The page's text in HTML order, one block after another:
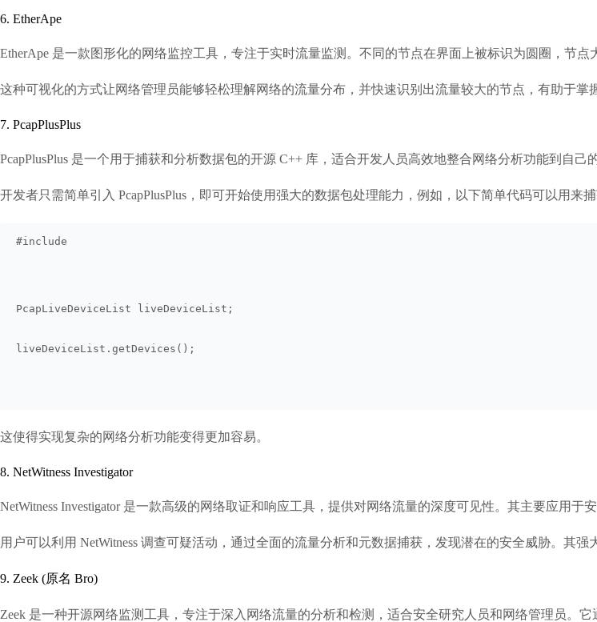
6. EtherApe
EtherApe 是一款图形化的网络监控工具，专注于实时流量监测。不同的节点在界面上被标识为圆圈，节点
这种可视化的方式让网络管理员能够轻松理解网络的流量分布，并快速识别出流量较大的节点，有助于掌
7. PcapPlusPlus
PcapPlusPlus 是一个用于捕获和分析数据包的开源 C++ 库，适合开发人员高效地整合网络分析功能到自己
开发者只需简单引入 PcapPlusPlus，即可开始使用强大的数据包处理能力，例如，以下简单代码可以用来
#include
PcapLiveDeviceList liveDeviceList;
liveDeviceList.getDevices();
这使得实现复杂的网络分析功能变得更加容易。
8. NetWitness Investigator
NetWitness Investigator 是一款高级的网络取证和响应工具，提供对网络流量的深度可见性。其主要应用于
用户可以利用 NetWitness 调查可疑活动，通过全面的流量分析和元数据捕获，发现潜在的安全威胁。其强
9. Zeek (原名 Bro)
Zeek 是一种开源网络监测工具，专注于深入网络流量的分析和检测，适合安全研究人员和网络管理员。